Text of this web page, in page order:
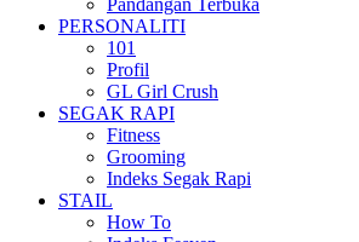
Pandangan Terbuka
PERSONALITI
101
Profil
GL Girl Crush
SEGAK RAPI
Fitness
Grooming
Indeks Segak Rapi
STAIL
How To